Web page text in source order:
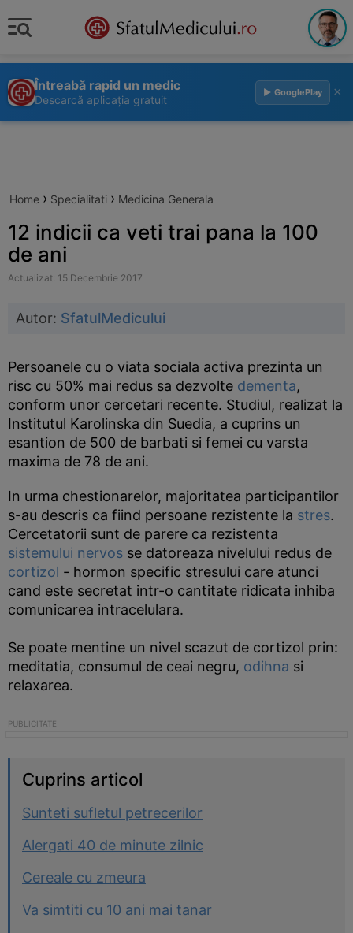
Întreabă rapid un medic
Descarcă aplicația gratuit
▶ GooglePlay ×
Home › Specialitati › Medicina Generala
12 indicii ca veti trai pana la 100
de ani
Actualizat: 15 Decembrie 2017
Autor: SfatulMedicului
Persoanele cu o viata sociala activa prezinta un
risc cu 50% mai redus sa dezvolte dementa,
conform unor cercetari recente. Studiul, realizat la
Institutul Karolinska din Suedia, a cuprins un
esantion de 500 de barbati si femei cu varsta
maxima de 78 de ani.
In urma chestionarelor, majoritatea participantilor
s-au descris ca fiind persoane rezistente la stres.
Cercetatorii sunt de parere ca rezistenta
sistemului nervos se datoreaza nivelului redus de
cortizol - hormon specific stresului care atunci
cand este secretat intr-o cantitate ridicata inhiba
comunicarea intracelulara.
Se poate mentine un nivel scazut de cortizol prin:
meditatia, consumul de ceai negru, odihna si
relaxarea.
Cuprins articol
Sunteti sufletul petrecerilor
Alergati 40 de minute zilnic
Cereale cu zmeura
Va simtiti cu 10 ani mai tanar